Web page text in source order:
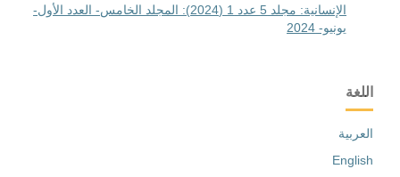
الإنسانية: مجلد 5 عدد 1 (2024): المجلد الخامس- العدد الأول-
يونيو- 2024
اللغة
العربية
English